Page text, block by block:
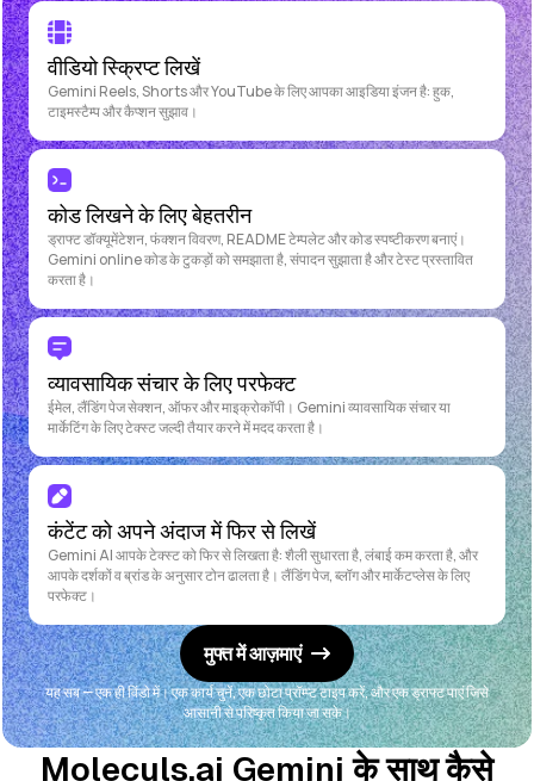
वीडियो स्क्रिप्ट लिखें
Gemini Reels, Shorts और YouTube के लिए आपका आइडिया इंजन है: हुक,
टाइमस्टैम्प और कैप्शन सुझाव।
कोड लिखने के लिए बेहतरीन
ड्राफ्ट डॉक्यूमेंटेशन, फंक्शन विवरण, README टेम्पलेट और कोड स्पष्टीकरण बनाएं।
Gemini online कोड के टुकड़ों को समझाता है, संपादन सुझाता है और टेस्ट प्रस्तावित
करता है।
व्यावसायिक संचार के लिए परफेक्ट
ईमेल, लैंडिंग पेज सेक्शन, ऑफर और माइक्रोकॉपी। Gemini व्यावसायिक संचार या
मार्केटिंग के लिए टेक्स्ट जल्दी तैयार करने में मदद करता है।
कंटेंट को अपने अंदाज में फिर से लिखें
Gemini AI आपके टेक्स्ट को फिर से लिखता है: शैली सुधारता है, लंबाई कम करता है, और
आपके दर्शकों व ब्रांड के अनुसार टोन ढालता है। लैंडिंग पेज, ब्लॉग और मार्केटप्लेस के लिए
परफेक्ट।
मुफ्त में आज़माएं
यह सब — एक ही विंडो में। एक कार्य चुनें, एक छोटा प्रॉम्प्ट टाइप करें, और एक ड्राफ्ट पाएं जिसे
आसानी से परिष्कृत किया जा सके।
Moleculs.ai Gemini के साथ कैसे